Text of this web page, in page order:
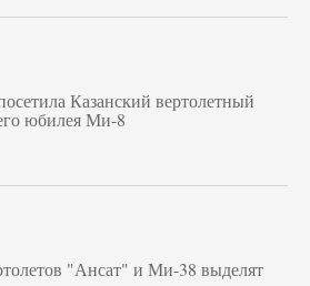
Казанский вертолетный
юбилея Ми-8
"Ансат" и Ми-38 выделят